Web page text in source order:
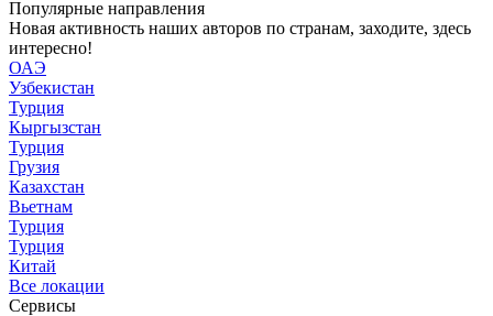
Популярные направления
Новая активность наших авторов по странам, заходите, здесь
интересно!
ОАЭ
Узбекистан
Турция
Кыргызстан
Турция
Грузия
Казахстан
Вьетнам
Турция
Турция
Китай
Все локации
Сервисы